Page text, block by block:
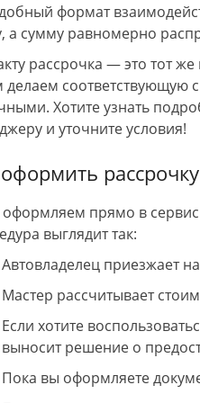
как оказалось
Огромное
Константину! За
отношение и
в решении
заезжать, если надо!
по
. За
формат
а сумму равномерно
рассрочка — это тот
делаем соответствующую
Хотите узнать
и уточните условия!
прямо в
выглядит так:
Автовладелец приезжает
Мастер рассчитывает
Если хотите
выносит решение о
Пока вы оформляете